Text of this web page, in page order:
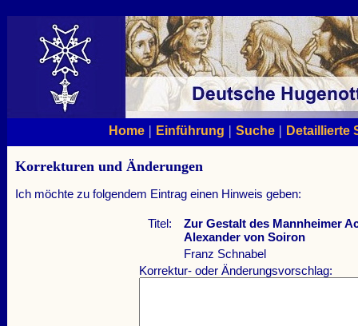
Home| Einführung | Suche| Detaillierte
Korrekturen und Änderungen
Ich möchte zu folgendem Eintrag einen Hinweis geben:
Titel:
Zur Gestalt des Mannheimer
Alexander von Soiron
Franz Schnabel
Korrektur- oder Änderungsvorschlag: